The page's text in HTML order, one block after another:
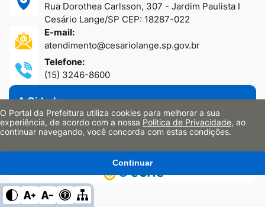
Rua Dorothea Carlsson, 307 - Jardim Paulista I
Cesário Lange/SP CEP: 18287-022
E-mail:
atendimento@cesariolange.sp.gov.br
Telefone:
(15) 3246-8600
A Cidade
Secretarias
Portal da Transparência
O Portal da Prefeitura utiliza cookies para melhorar a sua
experiência, de acordo com a nossa Política de Privacidade, ao
continuar navegando, você concorda com estas condições.
Continuar